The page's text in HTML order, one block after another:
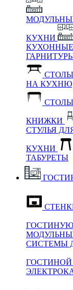
КУХНИ
КУХОННЫЕ
СТОЛЫ
НА КУХНЮ
СТОЛЫ
КНИЖКИ
СТУЛЬЯ
КУХНИ
ТАБУРЕТЫ
ГОСТИНУЮ
СИСТЕМЫ
ГОСТИНОЙ